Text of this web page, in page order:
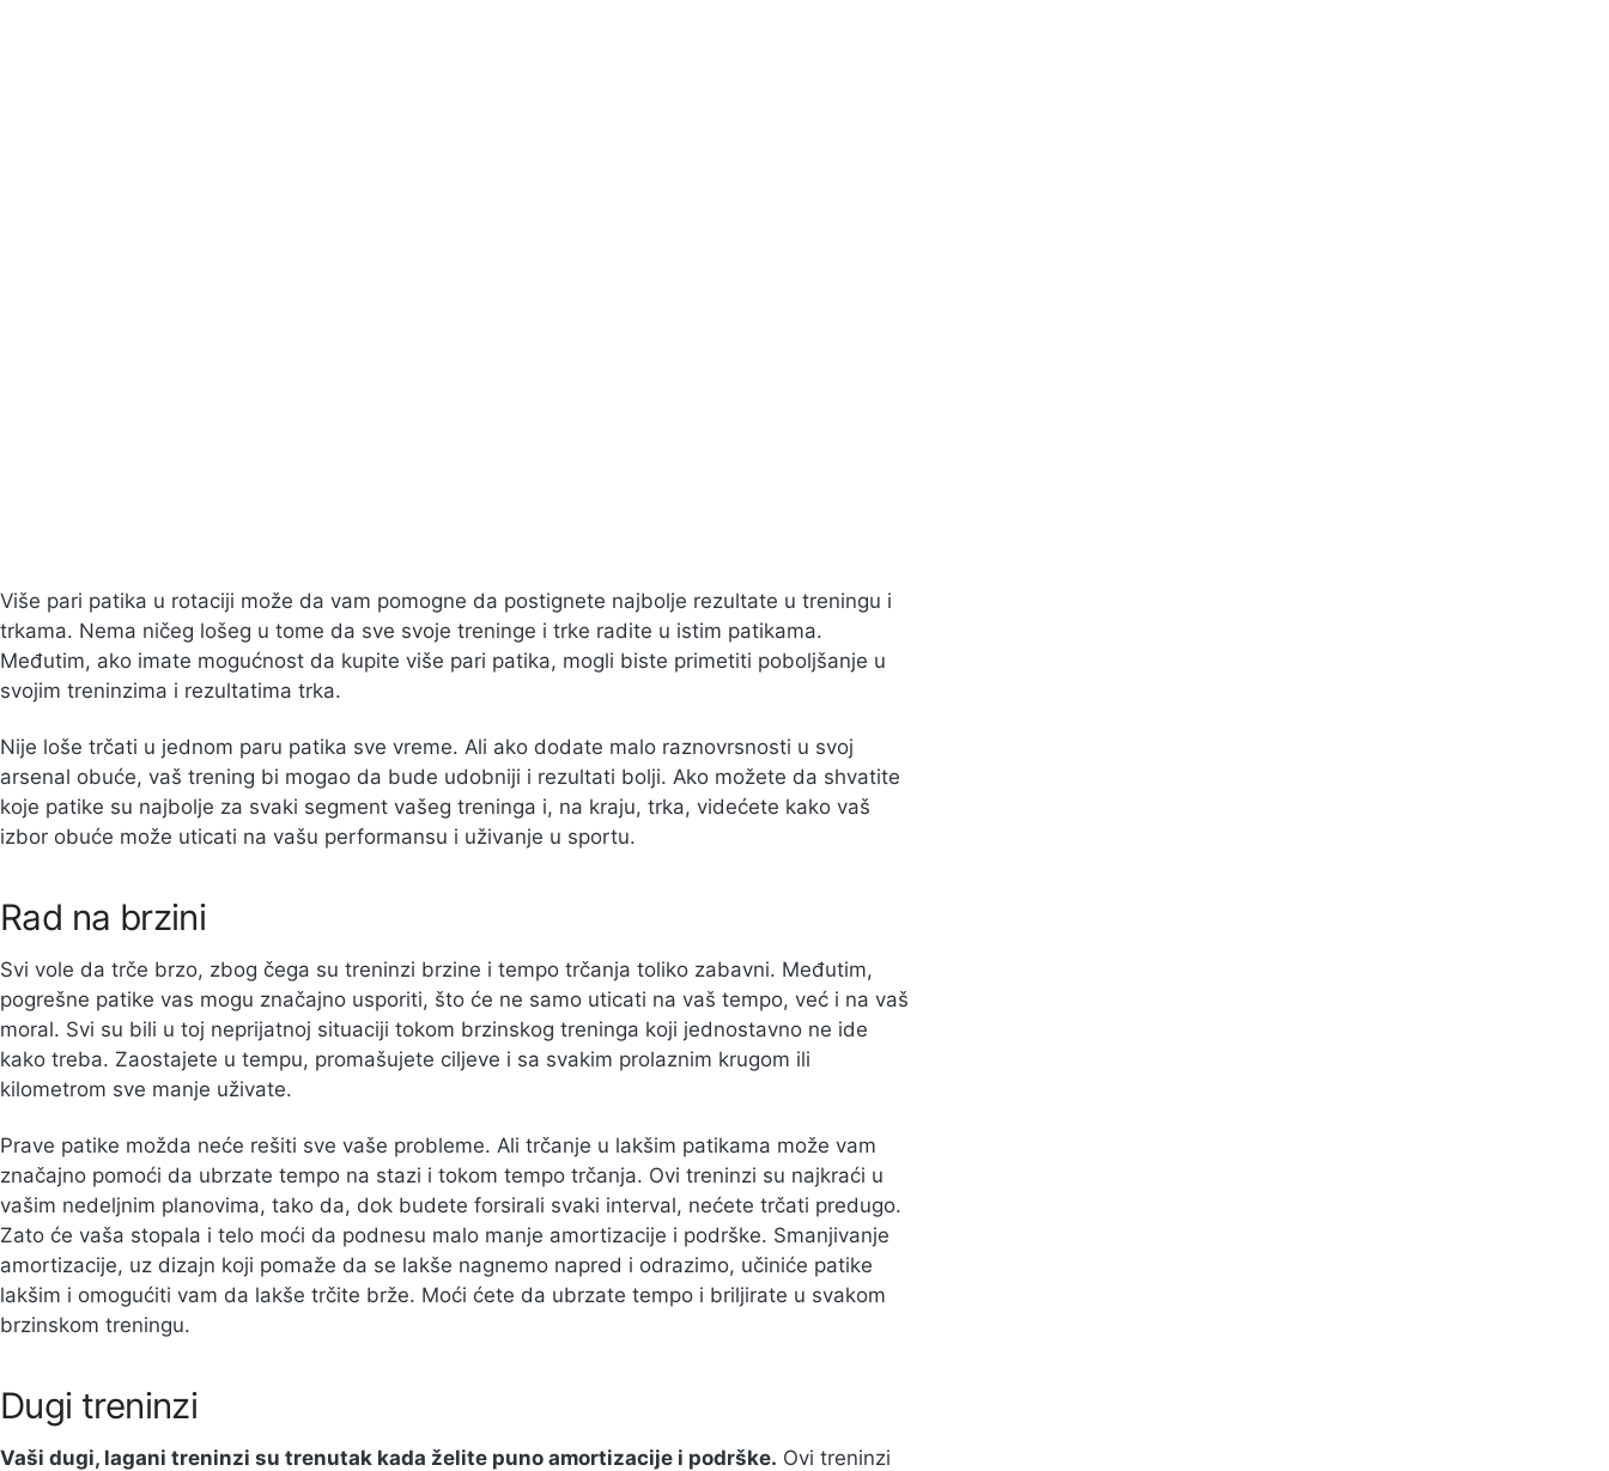
Više pari patika u rotaciji može da vam pomogne da postignete najbolje rezultate u treningu i
trkama. Nema ničeg lošeg u tome da sve svoje treninge i trke radite u istim patikama.
Međutim, ako imate mogućnost da kupite više pari patika, mogli biste primetiti poboljšanje u
svojim treninzima i rezultatima trka.
Nije loše trčati u jednom paru patika sve vreme. Ali ako dodate malo raznovrsnosti u svoj
arsenal obuće, vaš trening bi mogao da bude udobniji i rezultati bolji. Ako možete da shvatite
koje patike su najbolje za svaki segment vašeg treninga i, na kraju, trka, videćete kako vaš
izbor obuće može uticati na vašu performansu i uživanje u sportu.
Rad na brzini
Svi vole da trče brzo, zbog čega su treninzi brzine i tempo trčanja toliko zabavni. Međutim,
pogrešne patike vas mogu značajno usporiti, što će ne samo uticati na vaš tempo, već i na vaš
moral. Svi su bili u toj neprijatnoj situaciji tokom brzinskog treninga koji jednostavno ne ide
kako treba. Zaostajete u tempu, promašujete ciljeve i sa svakim prolaznim krugom ili
kilometrom sve manje uživate.
Prave patike možda neće rešiti sve vaše probleme. Ali trčanje u lakšim patikama može vam
značajno pomoći da ubrzate tempo na stazi i tokom tempo trčanja. Ovi treninzi su najkraći u
vašim nedeljnim planovima, tako da, dok budete forsirali svaki interval, nećete trčati predugo.
Zato će vaša stopala i telo moći da podnesu malo manje amortizacije i podrške. Smanjivanje
amortizacije, uz dizajn koji pomaže da se lakše nagnemo napred i odrazimo, učiniće patike
lakšim i omogućiti vam da lakše trčite brže. Moći ćete da ubrzate tempo i briljirate u svakom
brzinskom treningu.
Dugi treninzi
Vaši dugi, lagani treninzi su trenutak kada želite puno amortizacije i podrške. Ovi treninzi